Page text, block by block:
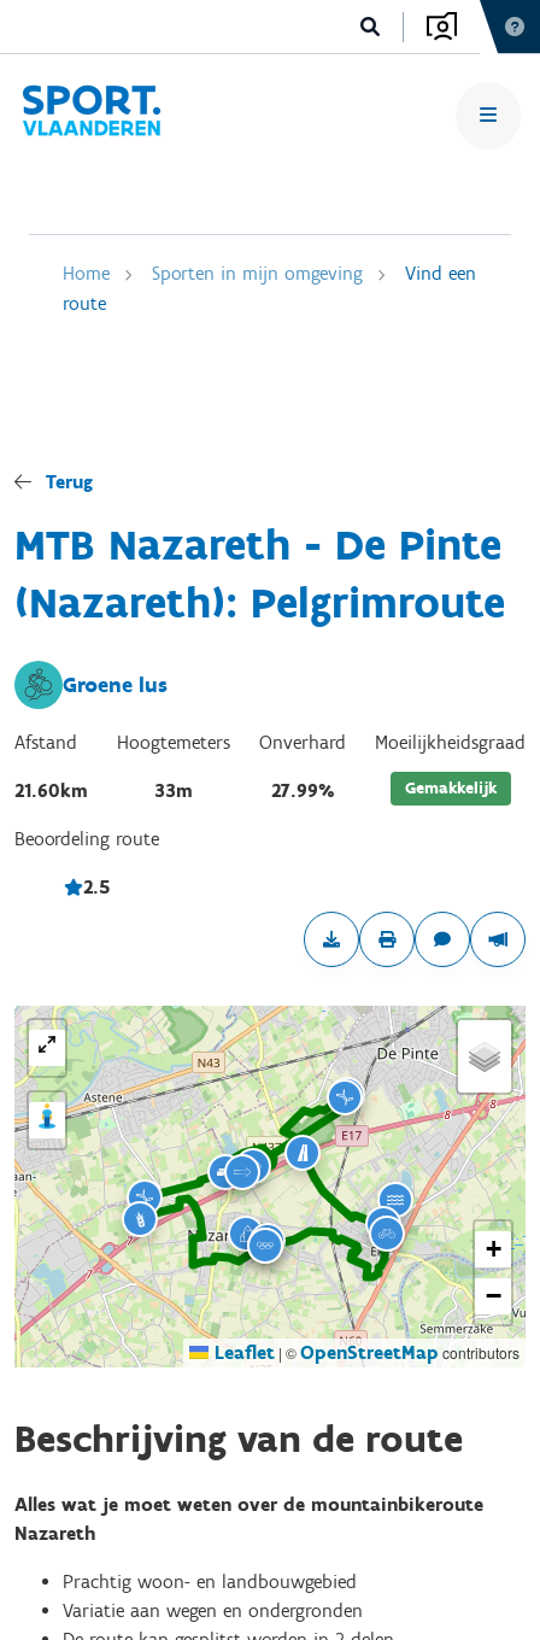
Home Sporten in mijn omgeving
Vind een
route
Terug
MTB Nazareth - De Pinte
(Nazareth): Pelgrimroute
Groene lus
Afstand
21.60km
Hoogtemeters
33m
Onverhard
27.99%
Moeilijkheidsgraad
Gemakkelijk
Beoordeling route
2.5
+
−
Leaflet | ©OpenStreetMap contributors
Beschrijving van de route
Alles wat je moet weten over de mountainbikeroute
Nazareth
Prachtig woon- en landbouwgebied
Variatie aan wegen en ondergronden